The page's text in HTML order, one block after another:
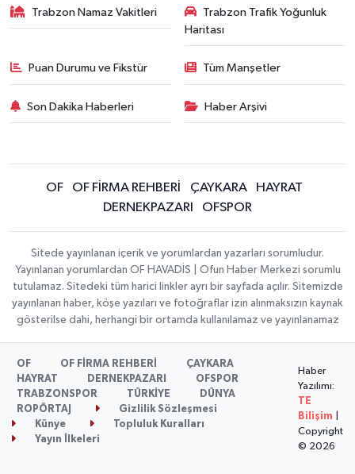
Trabzon Namaz Vakitleri
Trabzon Trafik Yoğunluk
Haritası
Puan Durumu ve Fikstür Tüm Manşetler
Son Dakika Haberleri Haber Arşivi
OF OF FİRMA REHBERİ ÇAYKARA
HAYRAT
DERNEKPAZARI
OFSPOR
Sitede yayınlanan içerik ve yorumlardan yazarları sorumludur.
Yayınlanan yorumlardan OF HAVADİS | Ofun Haber Merkezi sorumlu
tutulamaz. Sitedeki tüm harici linkler ayrı bir sayfada açılır. Sitemizde
yayınlanan haber, köşe yazıları ve fotoğraflar izin alınmaksızın kaynak
gösterilse dahi, herhangi bir ortamda kullanılamaz ve yayınlanamaz
OF OF FİRMA REHBERİ
ÇAYKARA
HAYRAT
DERNEKPAZARI
OFSPOR
TRABZONSPOR
TÜRKİYE
DÜNYA
ROPÖRTAJ
Gizlilik Sözleşmesi
Künye
Topluluk Kuralları
Yayın İlkeleri
Haber
Yazılımı:
TE
Bilişim
Copyright
© 2026